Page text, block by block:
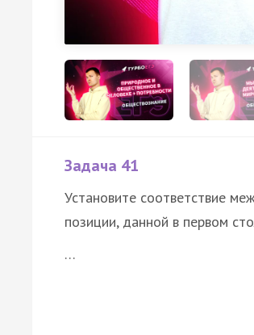
Задача 41
Установите соответствие
позиции, данной в первом
…